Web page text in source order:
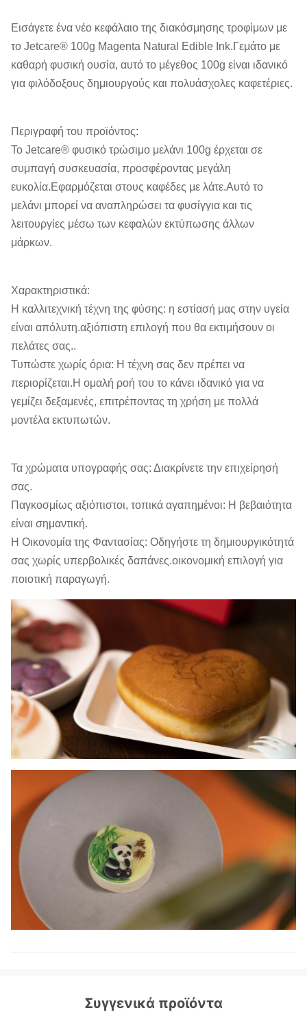
Εισάγετε ένα νέο κεφάλαιο της διακόσμησης τροφίμων με
το Jetcare® 100g Magenta Natural Edible Ink.Γεμάτο με
καθαρή φυσική ουσία, αυτό το μέγεθος 100g είναι ιδανικό
για φιλόδοξους δημιουργούς και πολυάσχολες καφετέριες.
Περιγραφή του προϊόντος:
Το Jetcare® φυσικό τρώσιμο μελάνι 100g έρχεται σε
συμπαγή συσκευασία, προσφέροντας μεγάλη
ευκολία.Εφαρμόζεται στους καφέδες με λάτε.Αυτό το
μελάνι μπορεί να αναπληρώσει τα φυσίγγια και τις
λειτουργίες μέσω των κεφαλών εκτύπωσης άλλων
μάρκων.
Χαρακτηριστικά:
Η καλλιτεχνική τέχνη της φύσης: η εστίασή μας στην υγεία
είναι απόλυτη.αξιόπιστη επιλογή που θα εκτιμήσουν οι
πελάτες σας..
Τυπώστε χωρίς όρια: Η τέχνη σας δεν πρέπει να
περιορίζεται.Η ομαλή ροή του το κάνει ιδανικό για να
γεμίζει δεξαμενές, επιτρέποντας τη χρήση με πολλά
μοντέλα εκτυπωτών.
Τα χρώματα υπογραφής σας: Διακρίνετε την επιχείρησή
σας.
Παγκοσμίως αξιόπιστοι, τοπικά αγαπημένοι: Η βεβαιότητα
είναι σημαντική.
Η Οικονομία της Φαντασίας: Οδηγήστε τη δημιουργικότητά
σας χωρίς υπερβολικές δαπάνες.οικονομική επιλογή για
ποιοτική παραγωγή.
Συγγενικά προϊόντα